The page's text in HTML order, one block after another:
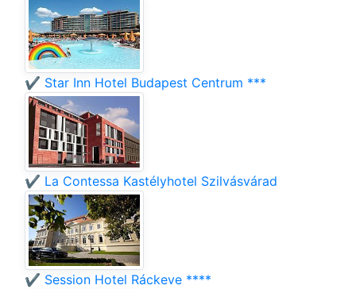
✔️ Star Inn Hotel Budapest Centrum ***
✔️ La Contessa Kastélyhotel Szilvásvárad
✔️ Session Hotel Ráckeve ****